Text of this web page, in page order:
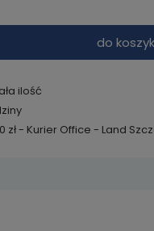
do
ilość
zł- Kurier Office - Land